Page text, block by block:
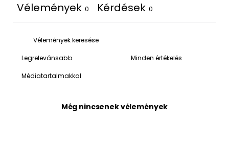
Vélemények 0 Kérdések 0
Médiatartalmakkal
Még nincsenek vélemények